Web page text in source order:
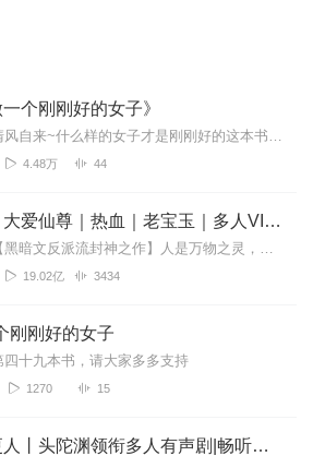
个刚刚好的女子》
你若盛开清风自来~什么样的女子才是刚刚好的这本书会告诉你答案。一个刚刚好的女子，应该是不攀附不将就的，应该是不迷茫不低头的，应该是不虚荣不浮躁的，应该是不自卑...
4.48万 44
蛊真人｜大爱仙尊｜热血｜老宝玉｜多人VIP免费有声剧
内容简介【黑暗文反派流封神之作】人是万物之灵，蛊是天地真精。一个穿越者不断重生的故事。一个养蛊、炼蛊、用蛊的奇特世界。配音组（男角色）老宝玉旁白...
19.02亿 3434
刚刚好的女子
四十九本书，请大家多多支持
1270 15
大奉打更人丨头陀渊领衔多人有声剧|畅听全集|王鹤棣、田曦薇主演影视剧原著|卖报小郎君